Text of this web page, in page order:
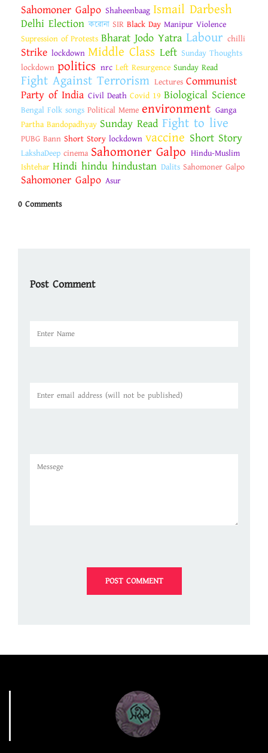
Sahomoner Galpo Shaheenbaag Ismail Darbesh
Delhi Election করোনা SIR Black Day Manipur Violence
Supression of Protests Bharat Jodo Yatra Labour chilli
Strike lockdown Middle Class Left Sunday Thoughts
lockdown politics nrc Left Resurgence Sunday Read
Fight Against Terrorism Lectures Communist
Party of India Civil Death Covid 19 Biological Science
Bengal Folk songs Political Meme environment Ganga
Partha Bandopadhyay Sunday Read Fight to live
PUBG Bann Short Story lockdown vaccine Short Story
LakshaDeep cinema Sahomoner Galpo Hindu-Muslim
Ishtehar Hindi hindu hindustan Dalits Sahomoner Galpo
Sahomoner Galpo Asur
0 Comments
Post Comment